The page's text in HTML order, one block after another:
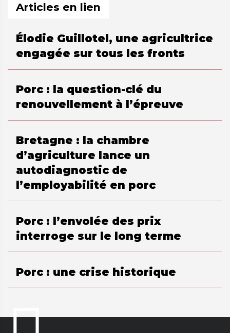
Articles en lien
Élodie Guillotel, une agricultrice
engagée sur tous les fronts
Porc : la question-clé du
renouvellement à l’épreuve
Bretagne : la chambre
d’agriculture lance un
autodiagnostic de
l’employabilité en porc
Porc : l’envolée des prix
interroge sur le long terme
Porc : une crise historique